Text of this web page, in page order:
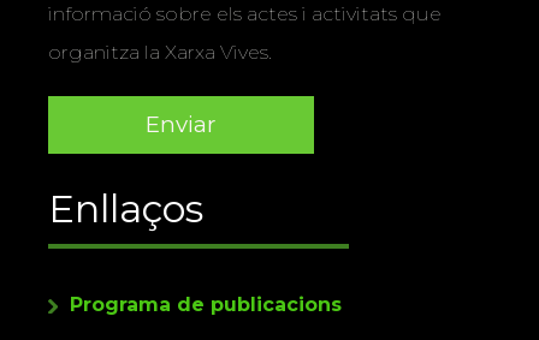
informació sobre els actes i activitats que
organitza la Xarxa Vives.
Enllaços
Programa de publicacions